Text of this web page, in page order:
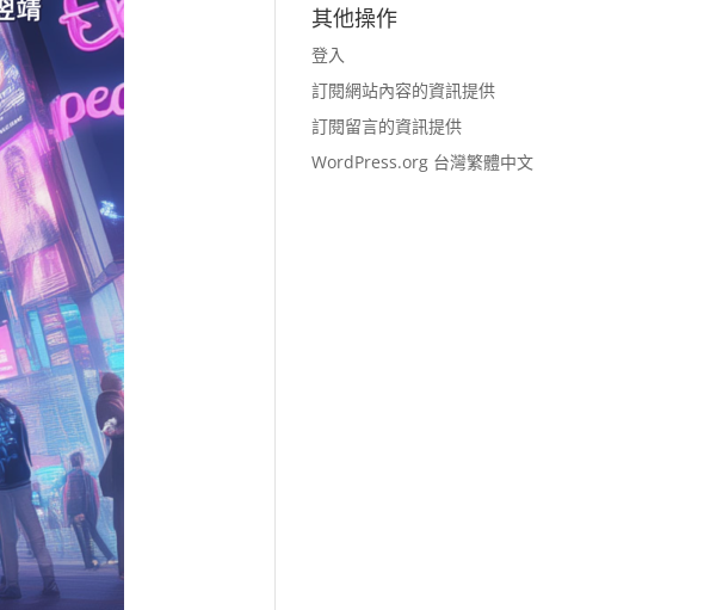
其他操作
登入
訂閱網站內容的資訊提供
訂閱留言的資訊提供
WordPress.org 台灣繁體中文